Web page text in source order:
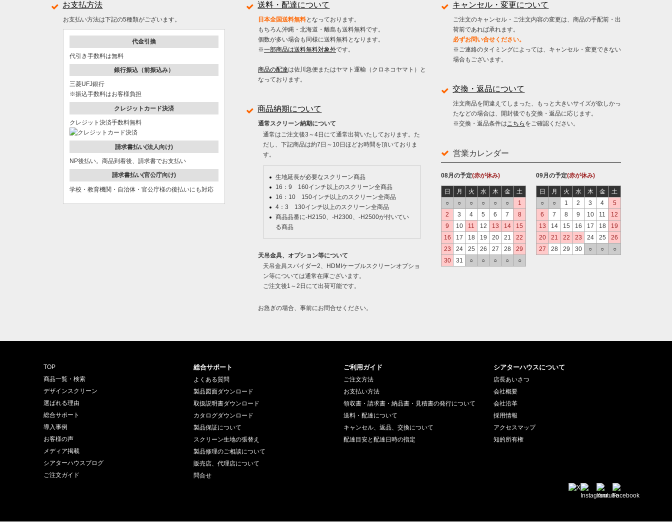
お支払方法
お支払い方法は下記の5種類がございます。
代金引換
代引き手数料は無料
銀行振込（前振込み）
三菱UFJ銀行
※振込手数料はお客様負担
クレジットカード決済
クレジット決済手数料無料
請求書払い(法人向け)
NP後払い。商品到着後、請求書でお支払い
請求書払い(官公庁向け)
学校・教育機関・自治体・官公庁様の後払いにも対応
送料・配達について
日本全国送料無料となっております。
もちろん沖縄・北海道・離島も送料無料です。
個数が多い場合も同様に送料無料となります。
※一部商品は送料無料対象外です。
商品の配達は佐川急便またはヤマト運輸（クロネコヤマト）と
なっております。
商品納期について
通常スクリーン納期について
通常はご注文後3～4日にて通常出荷いたしております。た
だし、下記商品は約7日～10日ほどお時間を頂いておりま
す。
生地延長が必要なスクリーン商品
16：9 160インチ以上のスクリーン全商品
16：10 150インチ以上のスクリーン全商品
4：3 130インチ以上のスクリーン全商品
商品品番に-H2150、-H2300、-H2500が付いてい
る商品
天吊金具、オプション等について
天吊金具スパイダー2、HDMIケーブルスクリーンオプショ
ン等については通常在庫ございます。
ご注文後1～2日にて出荷可能です。
お急ぎの場合、事前にお問合せください。
キャンセル・変更について
ご注文のキャンセル・ご注文内容の変更は、商品の手配前・出
荷前であれば承れます。
必ずお問い合せください。
※ご連絡のタイミングによっては、キャンセル・変更できない
場合もございます。
交換・返品について
注文商品を間違えてしまった、もっと大きいサイズが欲しかっ
たなどの場合は、開封後でも交換・返品に応じます。
※交換・返品条件はこちら をご確認ください。
営業カレンダー
08月の予定(赤が休み)
日 月 火 水 木 金
土
○
○ ○ ○ ○ ○
1
2
3 4 5 6 7
8
9
10 11 12 13 14
15
16
17 18 19 20 21
22
23
24 25 26 27 28
29
30
31 ○ ○ ○ ○ ○
09月の予定(赤が休み)
日 月 火 水 木 金
土
○
○ 1 2 3 4
5
6
7 8 9 10 11
12
13
14 15 16 17 18
19
20
21 22 23 24 25
26
27
28 29 30 ○ ○ ○
TOP
商品一覧・検索
デザインスクリーン
選ばれる理由
総合サポート
導入事例
お客様の声
メディア掲載
シアターハウスブログ
ご注文ガイド
総合サポート
よくある質問
製品図面ダウンロード
取扱説明書ダウンロード
カタログダウンロード
製品保証について
スクリーン生地の張替え
製品修理のご相談について
販売店、代理店について
問合せ
ご利用ガイド
ご注文方法
お支払い方法
領収書・請求書・納品書・見積書の発行について
送料・配達について
キャンセル、返品、交換について
配達目安と配達日時の指定
シアターハウスについて
店長あいさつ
会社概要
会社沿革
採用情報
アクセスマップ
知的所有権